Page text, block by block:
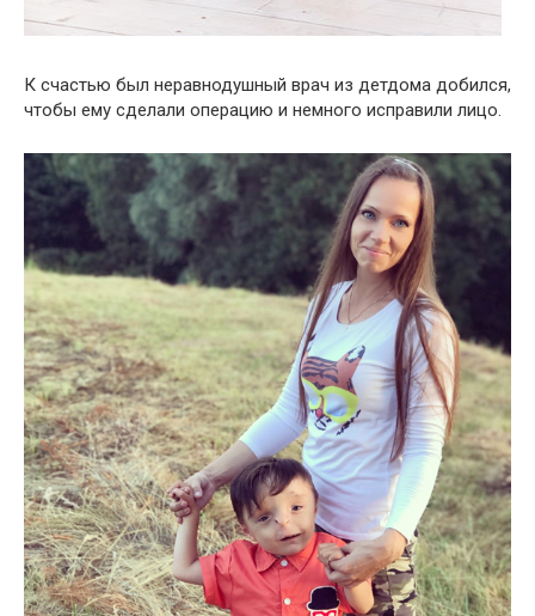
К счастью был неравнодушный врач из детдома добился,
чтобы ему сделали операцию и немного исправили лицо.